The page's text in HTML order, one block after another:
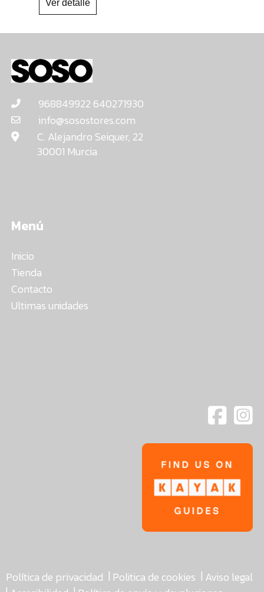
968849922 640271930
info@sosostores.com
C. Alejandro Seiquer, 22
30001 Murcia
Menú
Inicio
Tienda
Contacto
Ultimas unidades
Política de privacidad | Politica de cookies | Aviso legal